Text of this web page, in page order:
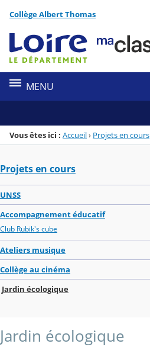
Menu de la rubrique
Contenu
Collège Albert Thomas
MENU
Vous êtes ici : Accueil› Projets en cours
Projets en cours
UNSS
Accompagnement éducatif
Club Rubik's cube
Ateliers musique
Collège au cinéma
Jardin écologique
Jardin écologique